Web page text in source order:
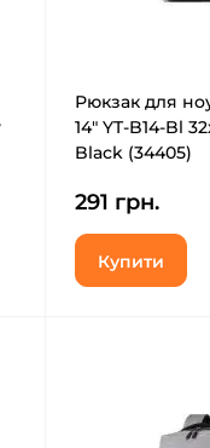
Рюкзак для
14" YT-B14-Bl
Black (34405)
291 грн.
Купити